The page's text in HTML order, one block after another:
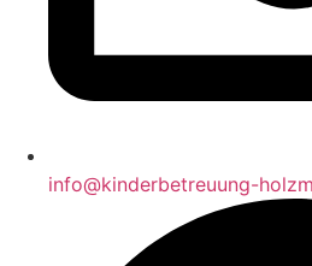
info@kinderbetreuung-